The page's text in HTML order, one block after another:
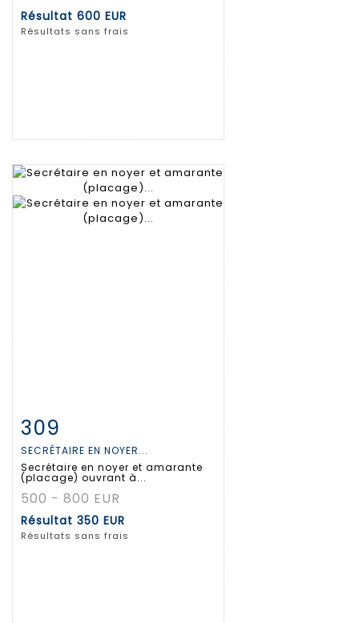
Résultat 600 EUR
Résultats sans frais
Fiche détaillée
309
SECRÉTAIRE EN NOYER...
Secrétaire en noyer et amarante
(placage) ouvrant à...
500 - 800 EUR
Résultat 350 EUR
Résultats sans frais